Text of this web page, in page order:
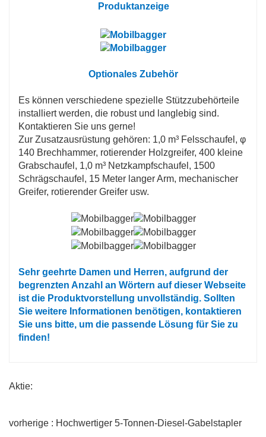
Produktanzeige
Optionales Zubehör
Es können verschiedene spezielle Stützzubehörteile
installiert werden, die robust und langlebig sind.
Kontaktieren Sie uns gerne!
Zur Zusatzausrüstung gehören: 1,0 m³ Felsschaufel, φ
140 Brechhammer, rotierender Holzgreifer, 400 kleine
Grabschaufel, 1,0 m³ Netzkampfschaufel, 1500
Schrägschaufel, 15 Meter langer Arm, mechanischer
Greifer, rotierender Greifer usw.
Sehr geehrte Damen und Herren, aufgrund der
begrenzten Anzahl an Wörtern auf dieser Webseite
ist die Produktvorstellung unvollständig. Sollten
Sie weitere Informationen benötigen, kontaktieren
Sie uns bitte, um die passende Lösung für Sie zu
finden!
Aktie:
vorherige : Hochwertiger 5-Tonnen-Diesel-Gabelstapler